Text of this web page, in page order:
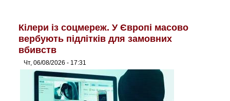
Кілери із соцмереж. У Європі масово
вербують підлітків для замовних
вбивств
Чт, 06/08/2026 - 17:31